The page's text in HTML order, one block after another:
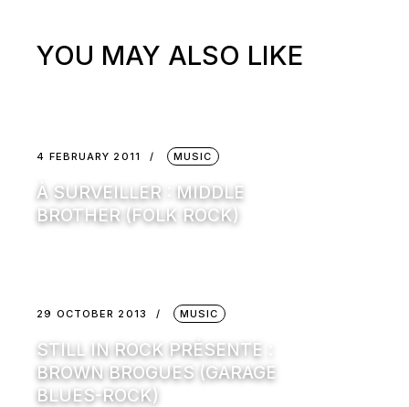
YOU MAY ALSO LIKE
4 FEBRUARY 2011 MUSIC
À SURVEILLER : MIDDLE
BROTHER (FOLK ROCK)
29 OCTOBER 2013 MUSIC
STILL IN ROCK PRÉSENTE :
BROWN BROGUES (GARAGE
BLUES-ROCK)